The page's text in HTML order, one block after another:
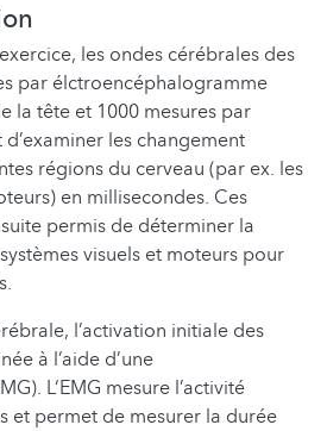
les ondes cérébrales des
par élctroencéphalogramme
la tête et 1000 mesures par
les changement
régions du cerveau (par ex. les
en millisecondes. Ces
permis de déterminer la
visuels et moteurs pour
l’activation initiale des
à l’aide d’une
L‘EMG mesure l’activité
et permet de mesurer la durée